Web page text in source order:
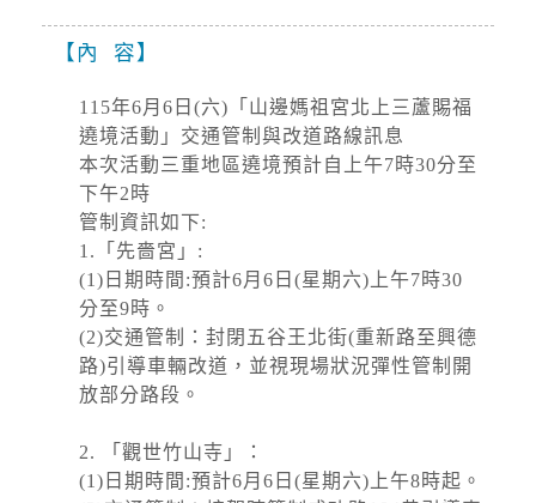
2026-08-05, 13:45│台灣自來水公司
水。
道路封閉
2026-08-08, 21:00│交通部公路局
新北市 八里區 台61線 0K+0~2K+0。受損狀況/
管制原因: 淡江大橋強風預警性封閉管制自行車
道及人行道，氣象預測風速達7級風。
高溫
2026-08-09, 16:53│中央氣象署
西南風沉降影響，天氣高溫炎熱，東部及東南部
橙色燈號，有連續出現36度高溫的機率，請加強
注意。臺北市、新北市、桃園市、花蓮縣為黃色
燈號，請注意。
水門資訊
內 容
115年6月6日(六)「山邊媽祖宮北上三蘆賜福
遶境活動」交通管制與改道路線訊息
本次活動三重地區遶境預計自上午7時30分至
下午2時
管制資訊如下:
1.「先嗇宮」:
(1)日期時間:預計6月6日(星期六)上午7時30
分至9時。
(2)交通管制：封閉五谷王北街(重新路至興德
路)引導車輛改道，並視現場狀況彈性管制開
放部分路段。
2. 「觀世竹山寺」：
(1)日期時間:預計6月6日(星期六)上午8時起。